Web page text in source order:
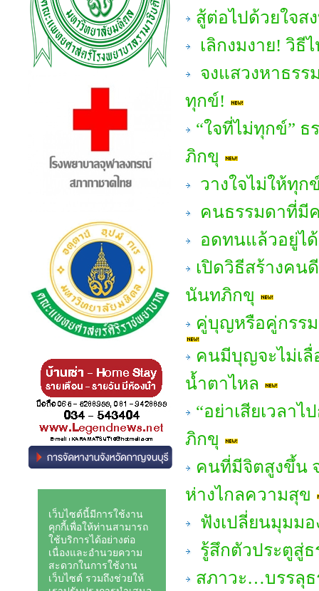
สู้ต่อไปด้วยใจ
เลิกงมงาย! วิ
จงแสวงหาธรร
ทุกข์!
“ใจที่ไม่ทุกข์”
ภิกขุ
วางใจไม่ให้ทุก
คนธรรมดาที่มี
อดทนแล้วอยู่ไ
เปิดวิธีสร้างคน
นันทภิกขุ
คู่บุญหรือคู่กรร
คนมีบุญจะไม่เลื่
น้ำตาไหล
“อย่าเสียเวลา
ภิกขุ
คนที่มีจิตสูงขึ้น
ห่างไกลความสุข
ฟังเปลี่ยนมุมมอ
รู้สึกตัวประตูสู่
สภาวะ…บรรลุธ